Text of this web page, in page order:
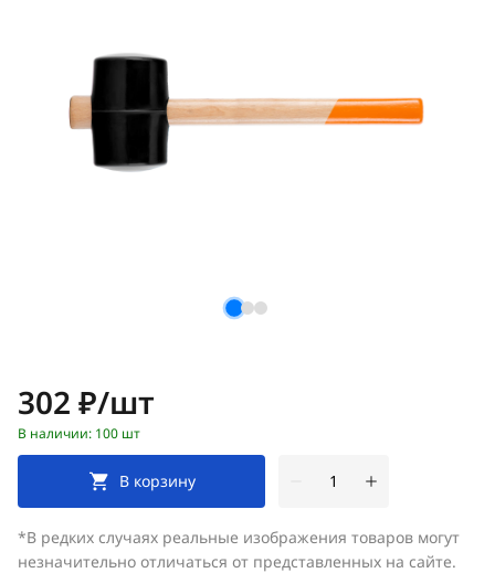
Цена:
302 ₽/шт
В наличии: 100 шт
В корзину
*В редких случаях реальные изображения товаров могут
незначительно отличаться от представленных на сайте.